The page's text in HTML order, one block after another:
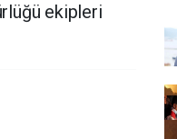
ekipleri